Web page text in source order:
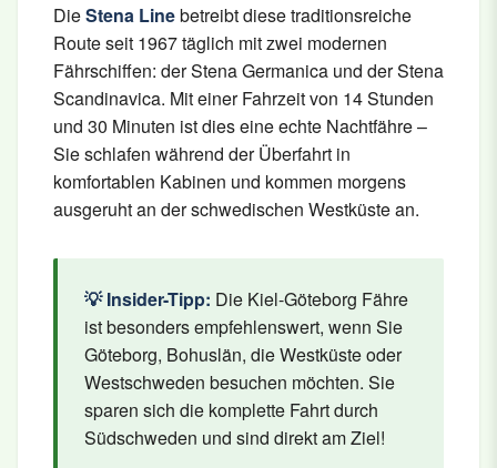
DieStena Linebetreibt diese traditionsreiche
Route seit 1967 täglich mit zwei modernen
Fährschiffen: der Stena Germanica und der Stena
Scandinavica. Mit einer Fahrzeit von 14 Stunden
und 30 Minuten ist dies eine echte Nachtfähre –
Sie schlafen während der Überfahrt in
komfortablen Kabinen und kommen morgens
ausgeruht an der schwedischen Westküste an.
💡 Insider-Tipp: Die Kiel-Göteborg Fähre
ist besonders empfehlenswert, wenn Sie
Göteborg, Bohuslän, die Westküste oder
Westschweden besuchen möchten. Sie
sparen sich die komplette Fahrt durch
Südschweden und sind direkt am Ziel!